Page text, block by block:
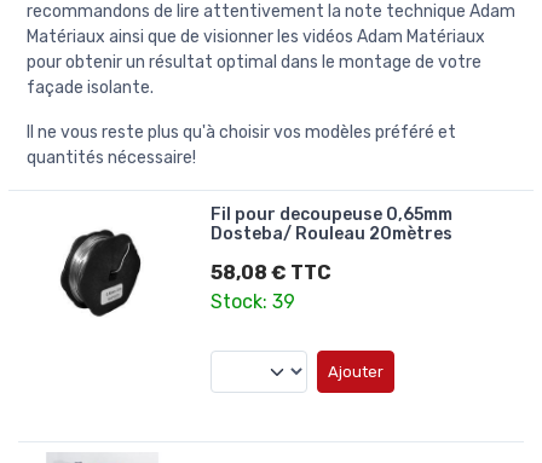
recommandons de lire attentivement la note technique Adam
Matériaux ainsi que de visionner les vidéos Adam Matériaux
pour obtenir un résultat optimal dans le montage de votre
façade isolante.
Il ne vous reste plus qu'à choisir vos modèles préféré et
quantités nécessaire!
Fil pour decoupeuse 0,65mm
Dosteba/ Rouleau 20mètres
58,08 € TTC
Stock: 39
Ajouter